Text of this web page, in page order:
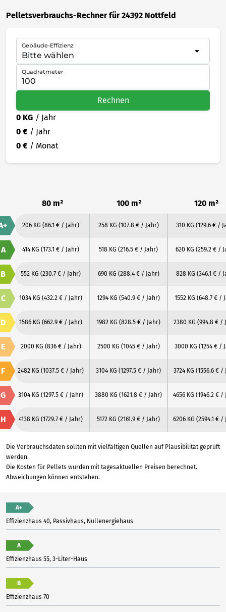
Pelletsverbrauchs-Rechner für 24392 Nottfeld
Gebäude-Effizienz
Quadratmeter
Rechnen
0 KG / Jahr
0 € / Jahr
0 € / Monat
80 m² 100 m² 120 m²
206 KG (86.1 € / Jahr) 258 KG (107.8 € / Jahr) 310 KG (129.6 € /
A 414 KG (173.1 € / Jahr) 518 KG (216.5 € / Jahr) 620 KG (259.2 € /
B 552 KG (230.7 € / Jahr) 690 KG (288.4 € / Jahr) 828 KG (346.1 € /
C 1034 KG (432.2 € / Jahr) 1294 KG (540.9 € / Jahr) 1552 KG (648.7 € /
D 1586 KG (662.9 € / Jahr) 1982 KG (828.5 € / Jahr) 2380 KG (994.8 € /
E 2000 KG (836 € / Jahr) 2500 KG (1045 € / Jahr) 3000 KG (1254 € /
F 2482 KG (1037.5 € / Jahr) 3104 KG (1297.5 € / Jahr) 3724 KG (1556.6 € /
G 3104 KG (1297.5 € / Jahr) 3880 KG (1621.8 € / Jahr) 4656 KG (1946.2 € /
H 4138 KG (1729.7 € / Jahr) 5172 KG (2161.9 € / Jahr) 6206 KG (2594.1 € /
Die Verbrauchsdaten sollten mit vielfältigen Quellen auf Plausibilität geprüft
werden.
Die Kosten für Pellets wurden mit tagesaktuellen Preisen berechnet.
Abweichungen können entstehen.
A+
Effizienzhaus 40, Passivhaus, Nullenergiehaus
A
Effizienzhaus 55, 3-Liter-Haus
B
Effizienzhaus 70